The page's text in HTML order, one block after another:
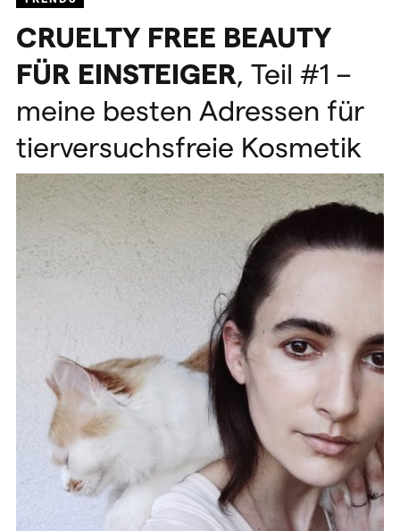
CRUELTY FREE BEAUTY
FÜR EINSTEIGER, Teil #1 –
meine besten Adressen für
tierversuchsfreie Kosmetik